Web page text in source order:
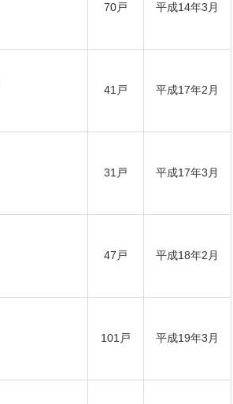
70戸 平成14年3月
41戸 平成17年2月
31戸 平成17年3月
47戸 平成18年2月
101戸 平成19年3月